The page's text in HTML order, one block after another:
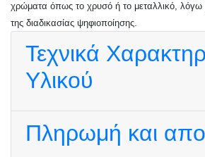
χρώματα όπως το χρυσό ή το μεταλλικό, λόγω
της διαδικασίας ψηφιοποίησης.
Τεχνικά
Υλικού
Πληρωμή και